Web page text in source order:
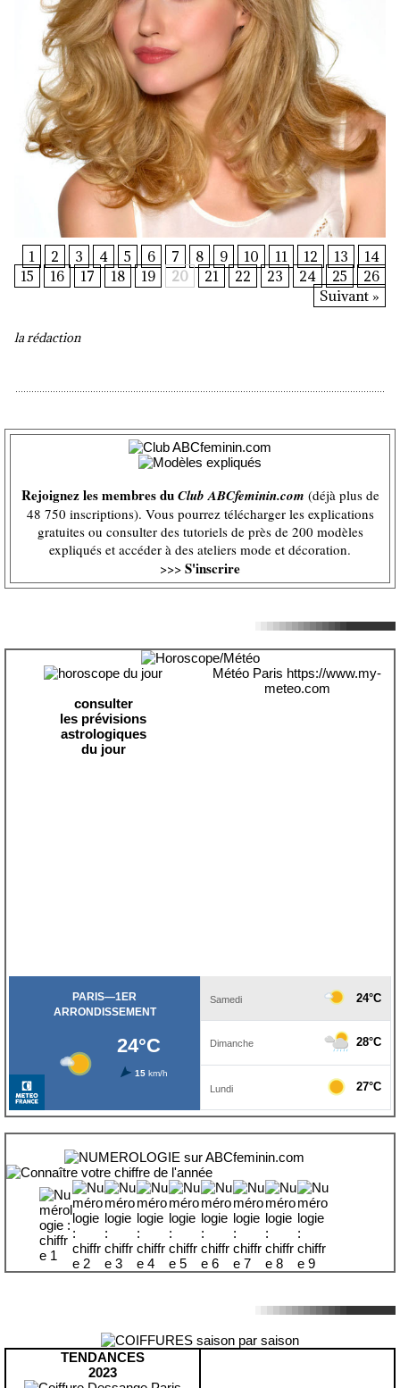
1 2 3 4 5 6 7 8 9 10 11 12 13
14
15
16 17 18 19 20 21 22 23 24 25
26
Suivant »
la rédaction
Rejoignez les membres duClub ABCfeminin.com (déjà plus de
48 750 inscriptions). Vous pourrez télécharger les explications
gratuites ou consulter des tutoriels de près de 200 modèles
expliqués et accéder à des ateliers mode et décoration.
>>> S'inscrire
consulter
les prévisions
astrologiques
du jour
Météo Paris https://www.my-
meteo.com
TENDANCES
2023